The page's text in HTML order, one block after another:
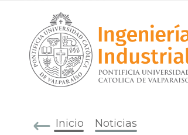
Inicio Noticias